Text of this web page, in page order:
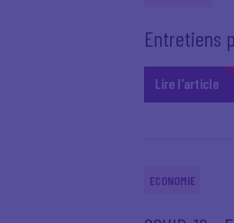
Entretiens
Lire l'article
ECONOMIE